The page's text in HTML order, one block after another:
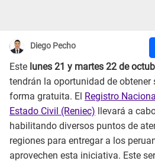
Diego Pecho
Este lunes 21 y martes 22 de
tendrán la oportunidad de obtener
forma gratuita. El Registro
Estado Civil (Reniec) llevará a
habilitando diversos puntos de
regiones para entregar a los
aprovechen esta iniciativa. Este